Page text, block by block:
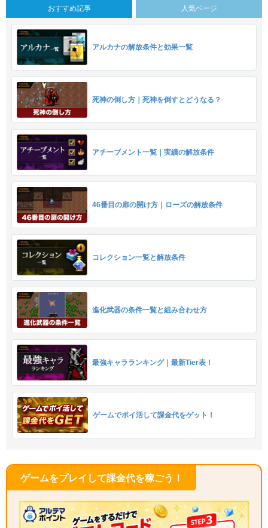
おすすめ記事 人気ページ
アルカナの解放条件と効果一覧
死神の倒し方｜死神を倒すとどうなる？
アチーブメント一覧｜実績の解放条件
46番目の扉の開け方｜ローズの解放条件
コレクション一覧と解放条件
進化武器の条件一覧と組み合わせ方
最強キャラランキング｜最新Tier表！
ゲームでポイ活して課金代をゲット！
ゲームをプレイして課金代を稼ごう！